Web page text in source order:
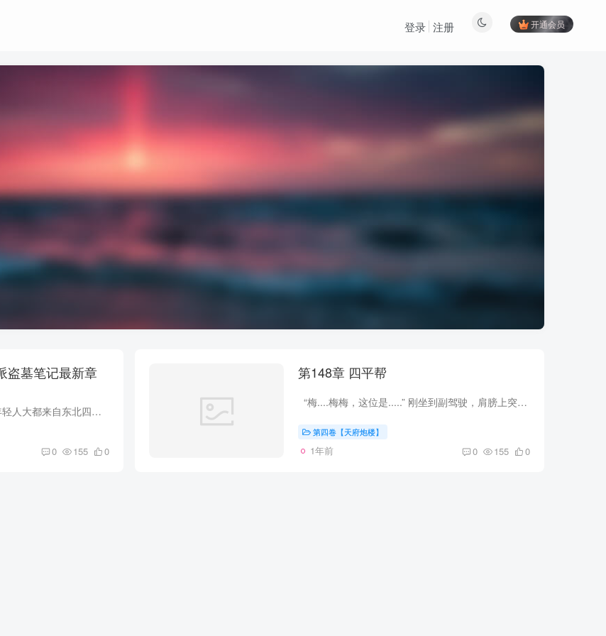
开通会员
登录 注册
“砍死江西佬！” 这帮平头年轻人大都来自东北四平，有人喊了一声，举着砍刀便冲了过去！ 江西人没跑，反而第一时间从车座位上抽出一包钢管！那中年人脸色大怒的喊：“你呀西的大死年子...
0 155 0
第148章 四平帮
“梅....梅梅，这位是.....” 刚坐到副驾驶，肩膀上突然多了只男人的手，而且这只手，带着个“白手套”。 我问梅梅，她不说话，于是我慢慢向后扭头。 后排坐着三个男的，搭我肩膀的是中...
第四卷【天府炮楼】
1年前 0 155 0